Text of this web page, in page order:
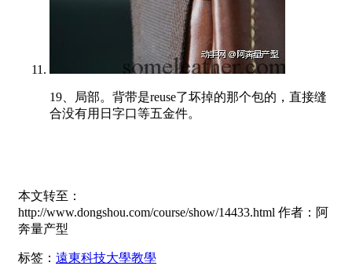
19、局部。背带是reuse了坏掉的那个包的，直接缝
合没有用日字口等五金件。
本文转至：
http://www.dongshou.com/course/show/14433.html 作者：阿
奔量产型
标签： 遠東科技大學教學